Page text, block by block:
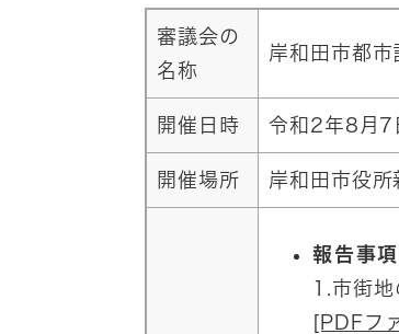
審議会の
名称
岸和田市都市
開催日時 令和2年8月7
開催場所 岸和田市役
報告事項
1.市街
[PDFフ